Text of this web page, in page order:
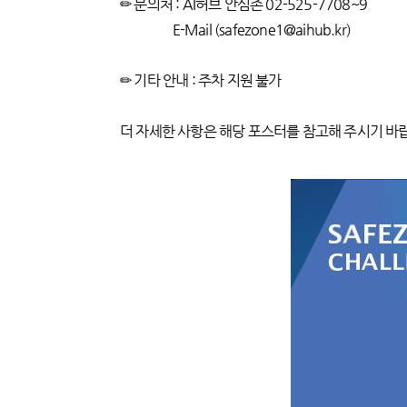
✏ 문의처 : AI허브 안심존 02-525-7708~9
E-Mail (safezone1@aihub.kr)
✏ 기타 안내 : 주차 지원 불가
더 자세한 사항은 해당 포스터를 참고해 주시기 바